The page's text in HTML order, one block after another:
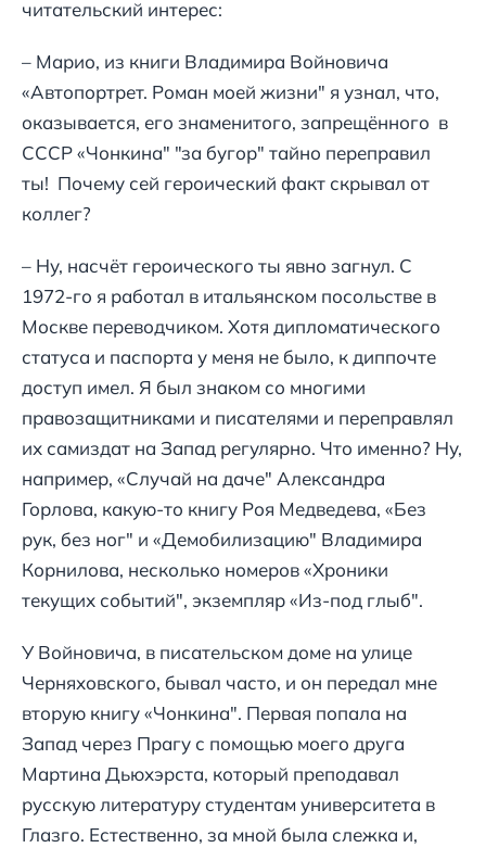
читательский интерес:
– Марио, из книги Владимира Войновича
«Автопортрет. Роман моей жизни" я узнал, что,
оказывается, его знаменитого, запрещённого в
СССР «Чонкина" "за бугор" тайно переправил
ты! Почему сей героический факт скрывал от
коллег?
– Ну, насчёт героического ты явно загнул. С
1972-го я работал в итальянском посольстве в
Москве переводчиком. Хотя дипломатического
статуса и паспорта у меня не было, к диппочте
доступ имел. Я был знаком со многими
правозащитниками и писателями и переправлял
их самиздат на Запад регулярно. Что именно? Ну,
например, «Случай на даче" Александра
Горлова, какую-то книгу Роя Медведева, «Без
рук, без ног" и «Демобилизацию" Владимира
Корнилова, несколько номеров «Хроники
текущих событий", экземпляр «Из-под глыб".
У Войновича, в писательском доме на улице
Черняховского, бывал часто, и он передал мне
вторую книгу «Чонкина". Первая попала на
Запад через Прагу с помощью моего друга
Мартина Дьюхэрста, который преподавал
русскую литературу студентам университета в
Глазго. Естественно, за мной была слежка и,